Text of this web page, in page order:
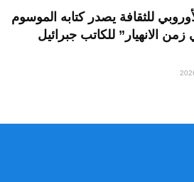
للثقافة يصدر كتابه الموسوم
الانهيار” للكاتب جبرائيل